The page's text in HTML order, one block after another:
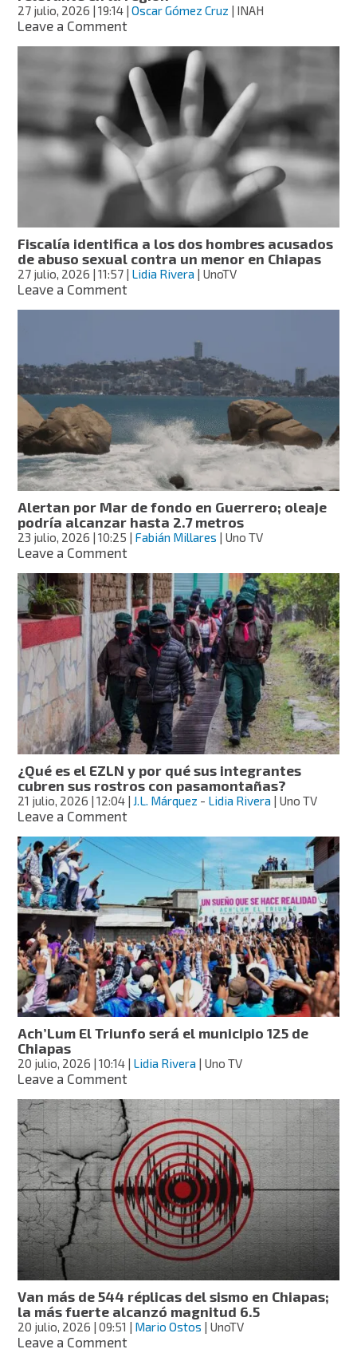
27 julio, 2026 | 19:14 |Oscar Gómez Cruz | INAH
Leave a Commenton
cueva
con
179
piezas
arqueológicas
en
Chiapas;
INAH
la
considera
hallazgo
relevante
en
la
Fiscalía identifica a los dos hombres acusados
de abuso sexual contra un menor en Chiapas
27 julio, 2026 | 11:57 | Lidia Rivera | UnoTV
Leave a Commenton
dos
hombres
acusados
de
abuso
sexual
contra
un
menor
en
Chiapas
Alertan por Mar de fondo en Guerrero; oleaje
podría alcanzar hasta 2.7 metros
23 julio, 2026 | 10:25 | Fabián Millares | Uno TV
Leave a Commenton
por
Mar
de
fondo
en
Guerrero;
oleaje
podría
alcanzar
hasta
2.7
metros
¿Qué es el EZLN y por qué sus integrantes
cubren sus rostros con pasamontañas?
21 julio, 2026 | 12:04 | J.L. Márquez - Lidia Rivera | Uno TV
Leave a Commenton
es
el
EZLN
por
qué
sus
integrantes
cubren
sus
rostros
con
pasamontañas?
Ach’Lum El Triunfo será el municipio 125 de
Chiapas
20 julio, 2026 | 10:14 Lidia Rivera | Uno TV
Leave a Commenton
El
Triunfo
será
el
municipio
125
de
Chiapas
Van más de 544 réplicas del sismo en Chiapas;
la más fuerte alcanzó magnitud 6.5
20 julio, 2026 | 09:51 | Mario Ostos | UnoTV
Leave a Commenton